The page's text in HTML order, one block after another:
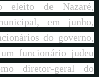
eleito de Nazaré,
em junho,
do governo,
funcionário judeu
diretor-geral do